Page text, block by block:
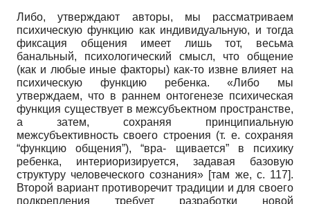
Либо, утверждают авторы, мы рассматриваем
психическую функцию как индивидуальную, и тогда
фиксация общения имеет лишь тот, весьма
банальный, психологический смысл, что общение
(как и любые иные факторы) как-то извне влияет на
психическую функцию ребенка. «Либо мы
утверждаем, что в раннем онтогенезе психическая
функция существует в межсубъектном пространстве,
а затем, сохраняя принципиальную
межсубъективность своего строения (т. е. сохраняя
“функцию общения”), “вра- щивается” в психику
ребенка, интериоризируется, задавая базовую
структуру человеческого сознания» [там же, с. 117].
Второй вариант противоречит традиции и для своего
подкрепления требует разработки новой